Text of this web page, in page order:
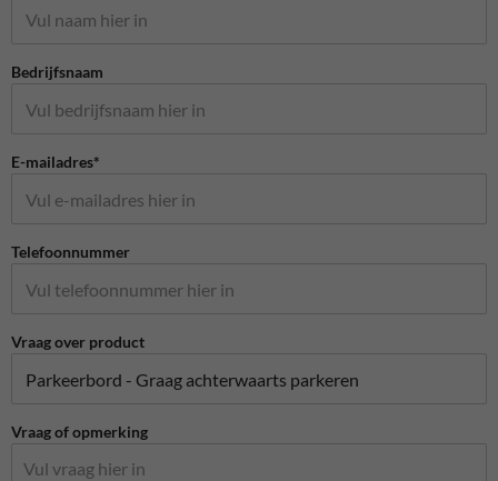
Bedrijfsnaam
E-mailadres*
Telefoonnummer
Vraag over product
Vraag of opmerking